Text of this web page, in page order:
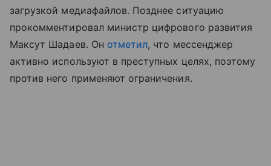
загрузкой медиафайлов. Позднее ситуацию
прокомментировал министр цифрового развития
Максут Шадаев. Он отметил, что мессенджер
активно используют в преступных целях, поэтому
против него применяют ограничения.